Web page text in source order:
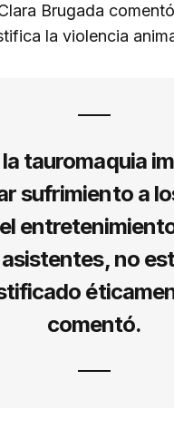
Brugada
la violencia
la tauromaquia
sufrimiento a
asistentes, no
comentó.